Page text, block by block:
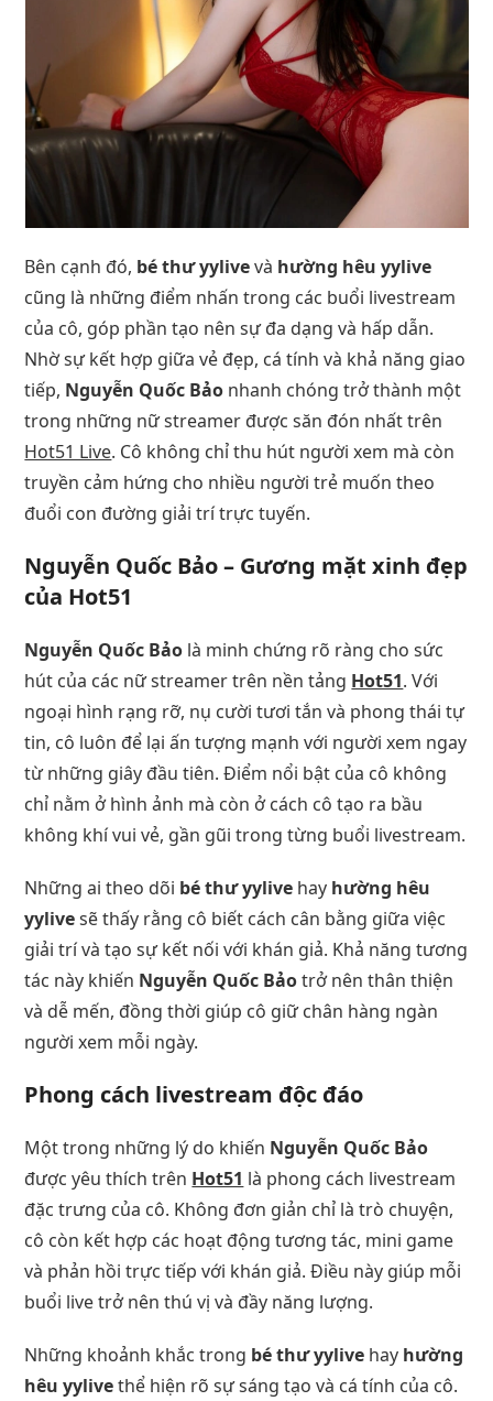
Bên cạnh đó, bé thư yylivevà hường hêu yylive
cũng là những điểm nhấn trong các buổi livestream
của cô, góp phần tạo nên sự đa dạng và hấp dẫn.
Nhờ sự kết hợp giữa vẻ đẹp, cá tính và khả năng giao
tiếp, Nguyễn Quốc Bảo nhanh chóng trở thành một
trong những nữ streamer được săn đón nhất trên
Hot51 Live. Cô không chỉ thu hút người xem mà còn
truyền cảm hứng cho nhiều người trẻ muốn theo
đuổi con đường giải trí trực tuyến.
Nguyễn Quốc Bảo – Gương mặt xinh đẹp
của Hot51
Nguyễn Quốc Bảo là minh chứng rõ ràng cho sức
hút của các nữ streamer trên nền tảng Hot51. Với
ngoại hình rạng rỡ, nụ cười tươi tắn và phong thái tự
tin, cô luôn để lại ấn tượng mạnh với người xem ngay
từ những giây đầu tiên. Điểm nổi bật của cô không
chỉ nằm ở hình ảnh mà còn ở cách cô tạo ra bầu
không khí vui vẻ, gần gũi trong từng buổi livestream.
Những ai theo dõi bé thư yylive hay hường hêu
yylivesẽ thấy rằng cô biết cách cân bằng giữa việc
giải trí và tạo sự kết nối với khán giả. Khả năng tương
tác này khiến Nguyễn Quốc Bảotrở nên thân thiện
và dễ mến, đồng thời giúp cô giữ chân hàng ngàn
người xem mỗi ngày.
Phong cách livestream độc đáo
Một trong những lý do khiến Nguyễn Quốc Bảo
được yêu thích trên Hot51 là phong cách livestream
đặc trưng của cô. Không đơn giản chỉ là trò chuyện,
cô còn kết hợp các hoạt động tương tác, mini game
và phản hồi trực tiếp với khán giả. Điều này giúp mỗi
buổi live trở nên thú vị và đầy năng lượng.
Những khoảnh khắc trong bé thư yylive hay hường
hêu yylivethể hiện rõ sự sáng tạo và cá tính của cô.